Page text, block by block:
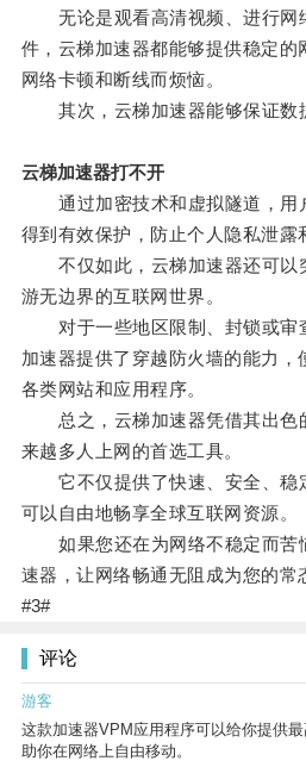
无论是观看高清视频、进行网
件，云梯加速器都能够提供稳定的
网络卡顿和断线而烦恼。
其次，云梯加速器能够保证数
云梯加速器打不开
通过加密技术和虚拟隧道，用
得到有效保护，防止个人隐私泄露
不仅如此，云梯加速器还可以
游无边界的互联网世界。
对于一些地区限制、封锁或审
加速器提供了穿越防火墙的能力，
各类网站和应用程序。
总之，云梯加速器凭借其出色
来越多人上网的首选工具。
它不仅提供了快速、安全、稳
可以自由地畅享全球互联网资源。
如果您还在为网络不稳定而苦
速器，让网络畅通无阻成为您的常
#3#
评论
游客
这款加速器VPM应用程序可以给你提供
助你在网络上自由移动。